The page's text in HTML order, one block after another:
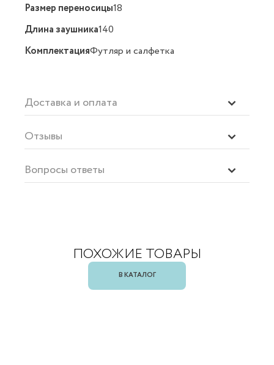
Размер переносицы18
Длина заушника140
КомплектацияФутляр и салфетка
Доставка и оплата
Отзывы
Вопросы ответы
ПОХОЖИЕ ТОВАРЫ
В КАТАЛОГ